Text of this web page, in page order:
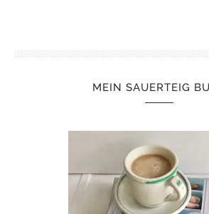
MEIN SAUERTEIG